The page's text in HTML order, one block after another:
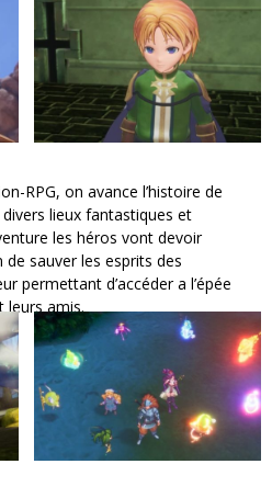
RPG, on avance l’histoire de
lieux fantastiques et
les héros vont devoir
sauver les esprits des
permettant d’accéder a l’épée
leurs amis.